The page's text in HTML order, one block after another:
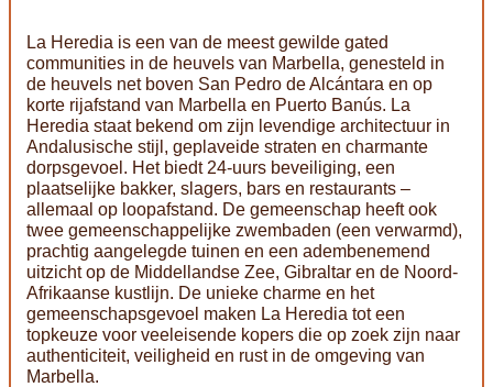
La Heredia is een van de meest gewilde gated
communities in de heuvels van Marbella, genesteld in
de heuvels net boven San Pedro de Alcántara en op
korte rijafstand van Marbella en Puerto Banús. La
Heredia staat bekend om zijn levendige architectuur in
Andalusische stijl, geplaveide straten en charmante
dorpsgevoel. Het biedt 24-uurs beveiliging, een
plaatselijke bakker, slagers, bars en restaurants –
allemaal op loopafstand. De gemeenschap heeft ook
twee gemeenschappelijke zwembaden (een verwarmd),
prachtig aangelegde tuinen en een adembenemend
uitzicht op de Middellandse Zee, Gibraltar en de Noord-
Afrikaanse kustlijn. De unieke charme en het
gemeenschapsgevoel maken La Heredia tot een
topkeuze voor veeleisende kopers die op zoek zijn naar
authenticiteit, veiligheid en rust in de omgeving van
Marbella.